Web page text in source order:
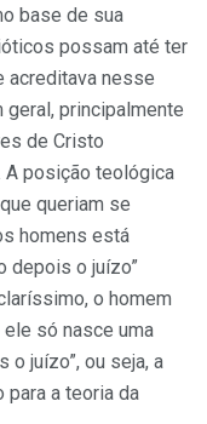
base de sua
possam até ter
acreditava nesse
geral, principalmente
de Cristo
A posição teológica
queriam se
homens está
depois o juízo”
o homem
só nasce uma
o juízo”, ou seja, a
para a teoria da